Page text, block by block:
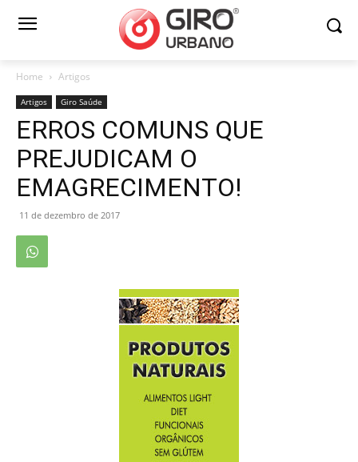
Home Artigos
Artigos Giro Saúde
ERROS COMUNS QUE
PREJUDICAM O
EMAGRECIMENTO!
11 de dezembro de 2017